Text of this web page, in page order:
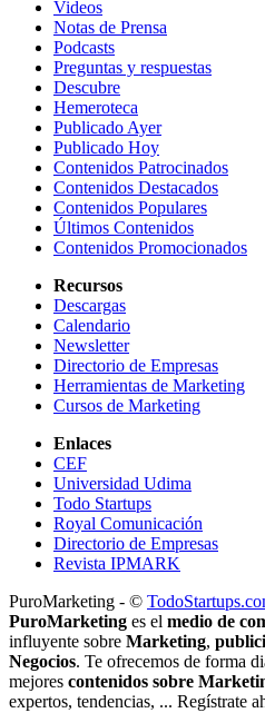
Videos
Notas de Prensa
Podcasts
Preguntas y respuestas
Descubre
Hemeroteca
Publicado Ayer
Publicado Hoy
Contenidos Patrocinados
Contenidos Destacados
Contenidos Populares
Últimos Contenidos
Contenidos Promocionados
Recursos
Descargas
Calendario
Newsletter
Directorio de Empresas
Herramientas de Marketing
Cursos de Marketing
Enlaces
CEF
Universidad Udima
Todo Startups
Royal Comunicación
Directorio de Empresas
Revista IPMARK
PuroMarketing - ©
PuroMarketing es el medio de
influyente sobre Marketing,
Negocios. Te ofrecemos de forma
mejores contenidos sobre
expertos, tendencias, ... Regístrate